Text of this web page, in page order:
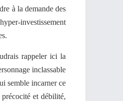
à la demande des
investissement
rappeler ici la
inclassable
semble incarner ce
et débilité,